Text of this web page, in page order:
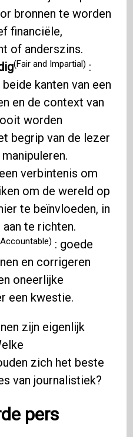
bronnen te worden
financiële,
of anderszins.
(Fair and Impartial) :
kanten van een
en de context van
worden
begrip van de lezer
verbintenis om
om de wereld op
te beïnvloeden, in
te richten.
: goede
en corrigeren
oneerlijke
een kwestie.
zijn eigenlijk
zich het beste
van journalistiek?
pers